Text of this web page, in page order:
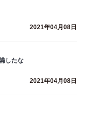
2021年04月08日
したな
2021年04月08日